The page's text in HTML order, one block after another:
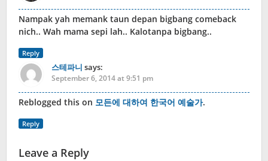
Nampak yah memank taun depan bigbang comeback
nich.. Wah mama sepi lah.. Kalotanpa bigbang..
Reply
스테파니 says:
September 6, 2014 at 9:51 pm
Reblogged this on 모든에 대하여 한국어 예술가.
Reply
Leave a Reply